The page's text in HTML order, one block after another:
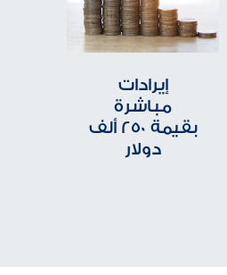
إيرادات
مباشرة
بقيمة 250 ألف
دولار